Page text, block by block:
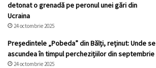
detonat o grenadă pe peronul unei gări din
Ucraina
24 octombrie 2025
Președintele „Pobeda” din Bălți, reținut: Unde se
ascundea în timpul perchezițiilor din septembrie
24 octombrie 2025